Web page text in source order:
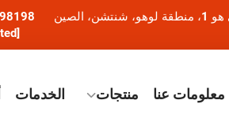
معلومات عنا منتجات الخدمات